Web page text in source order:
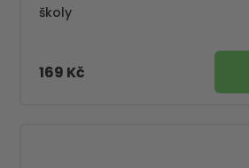
školy
169 Kč